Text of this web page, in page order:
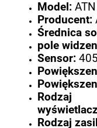
Model:
Producent:
Średnica
pole
Sensor:
Rodzaj